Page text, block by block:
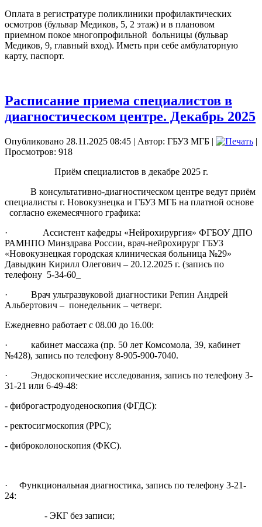
Оплата в регистратуре поликлиники профилактических
осмотров (бульвар Медиков, 5, 2 этаж) и в плановом
приемном покое многопрофильной больницы (бульвар
Медиков, 9, главный вход). Иметь при себе амбулаторную
карту, паспорт.
Расписание приема специалистов в
диагностическом центре. Декабрь 2025
Опубликовано 28.11.2025 08:45 | Автор: ГБУЗ МГБ |
|
Просмотров: 918
Приём специалистов в декабре 2025 г.
В консультативно-диагностическом центре ведут приём
специалисты г. Новокузнецка и ГБУЗ МГБ на платной основе
согласно ежемесячного графика:
· Ассистент кафедры «Нейрохирургия» ФГБОУ ДПО
РАМНПО Минздрава России, врач-нейрохирург ГБУЗ
«Новокузнецкая городская клиническая больница №29»
Давыдкин Кирилл Олегович – 20.12.2025 г. (запись по
телефону 5-34-60_
· Врач ультразвуковой диагностики Репин Андрей
Альбертович – понедельник – четверг.
Ежедневно работает с 08.00 до 16.00:
· кабинет массажа (пр. 50 лет Комсомола, 39, кабинет
№428), запись по телефону 8-905-900-7040.
· Эндоскопические исследования, запись по телефону 3-
31-21 или 6-49-48:
- фиброгастродуоденоскопия (ФГДС):
- ректосигмоскопия (РРС);
- фиброколоноскопия (ФКС).
· Функциональная диагностика, запись по телефону 3-21-
24:
- ЭКГ без записи;